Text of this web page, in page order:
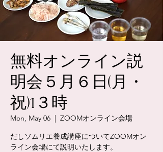
無料オンライン説
明会５月６日(月・
祝)1３時
Mon, May 06
  |
ZOOMオンライン会場
だしソムリエ養成講座についてZOOMオン
ライン会場にて説明いたします。